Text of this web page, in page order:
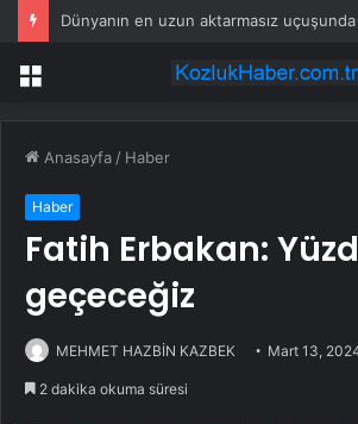
Menü
Anasayfa / Haber
Haber
Fatih Erbakan:
geçeceğiz
MEHMET HAZBİN KAZBEK Mart 13,
2 dakika okuma süresi